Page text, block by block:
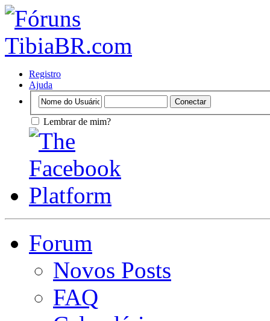
Registro
Ajuda
Lembrar de mim?
Forum
Novos Posts
FAQ